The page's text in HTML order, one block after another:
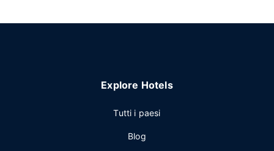
Explore Hotels
Tutti i paesi
Blog